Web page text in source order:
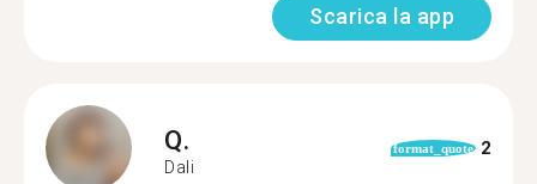
Scarica la app
Q.
Dali
format_quote 2